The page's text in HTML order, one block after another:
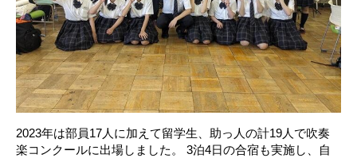
2023年は部員17人に加えて留学生、助っ人の計19人で吹奏
楽コンクールに出場しました。 3泊4日の合宿も実施し、自